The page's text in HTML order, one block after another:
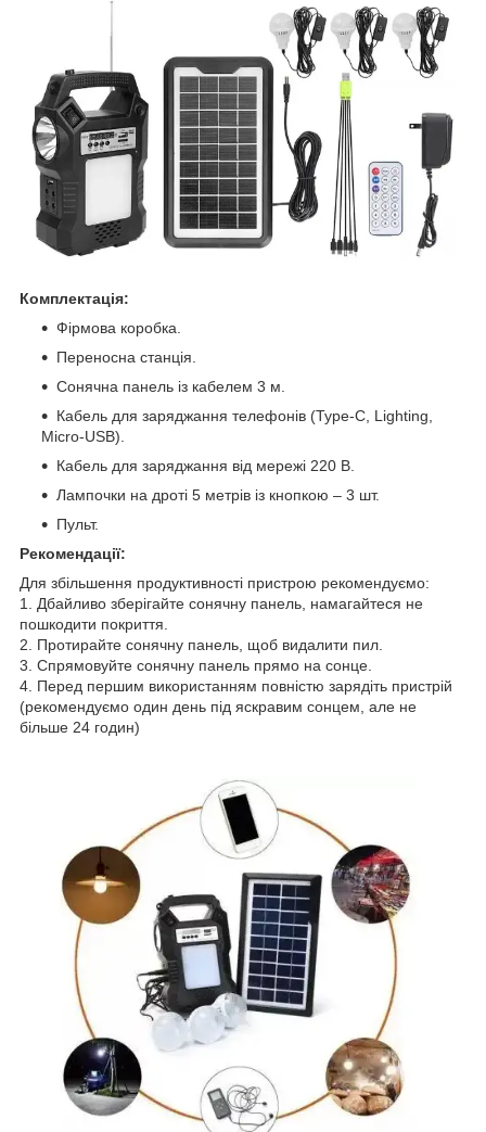
Комплектація:
Фірмова коробка.
Переносна станція.
Сонячна панель із кабелем 3 м.
Кабель для заряджання телефонів (Type-C, Lighting,
Micro-USB).
Кабель для заряджання від мережі 220 В.
Лампочки на дроті 5 метрів із кнопкою – 3 шт.
Пульт.
Рекомендації:
Для збільшення продуктивності пристрою рекомендуємо:
1. Дбайливо зберігайте сонячну панель, намагайтеся не
пошкодити покриття.
2. Протирайте сонячну панель, щоб видалити пил.
3. Спрямовуйте сонячну панель прямо на сонце.
4. Перед першим використанням повністю зарядіть пристрій
(рекомендуємо один день під яскравим сонцем, але не
більше 24 годин)